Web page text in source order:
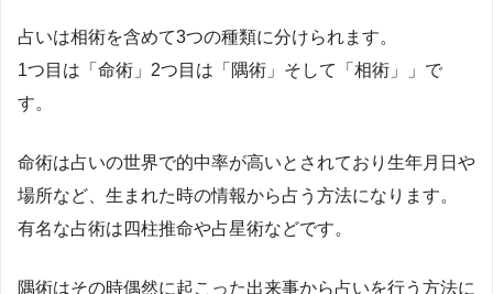
占いは相術を含めて3つの種類に分けられます。
1つ目は「命術」2つ目は「隅術」そして「相術」」で
す。
命術は占いの世界で的中率が高いとされており生年月日や
場所など、生まれた時の情報から占う方法になります。
有名な占術は四柱推命や占星術などです。
隅術はその時偶然に起こった出来事から占いを行う方法に